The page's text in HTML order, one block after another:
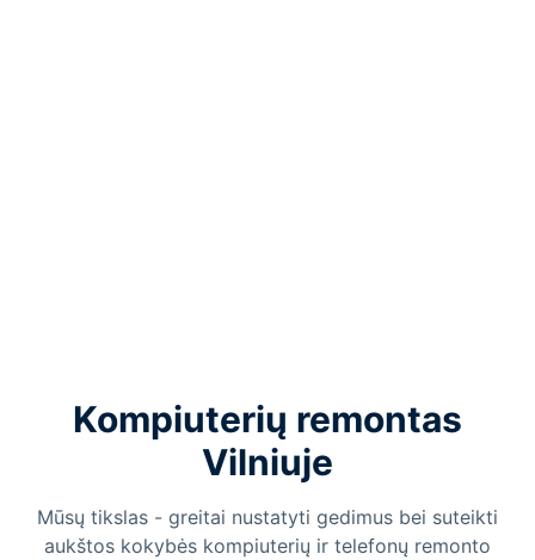
Kompiuterių remontas
Vilniuje
Mūsų tikslas - greitai nustatyti gedimus bei suteikti
aukštos kokybės kompiuterių ir telefonų remonto